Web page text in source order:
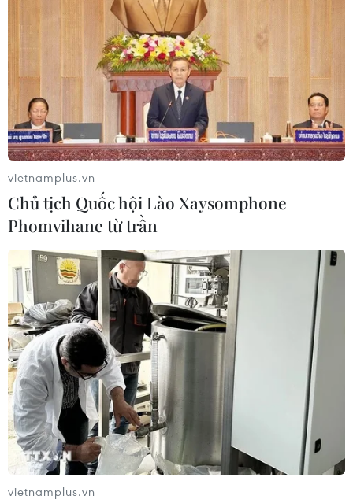
Australia phạt mạng xã hội X liên quan nội
dung lạm dụng tình dục
Tỷ phú Musk đã sa thải hơn 80% nhân viên của X trên
toàn cầu, trong đó bao gồm nhiều vị trí nhân sự chịu
trách nhiệm kiểm duyệt nội dung và ngăn chặn hành vi
lạm dụng tình dục trẻ em.
vietnamplus.vn
Chủ tịch Quốc hội Lào Xaysomphone
Phomvihane từ trần
vietnamplus.vn